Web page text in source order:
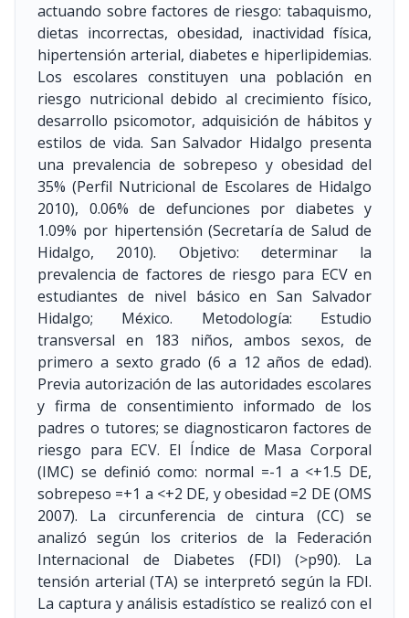
actuando sobre factores de riesgo: tabaquismo,
dietas incorrectas, obesidad, inactividad física,
hipertensión arterial, diabetes e hiperlipidemias.
Los escolares constituyen una población en
riesgo nutricional debido al crecimiento físico,
desarrollo psicomotor, adquisición de hábitos y
estilos de vida. San Salvador Hidalgo presenta
una prevalencia de sobrepeso y obesidad del
35% (Perfil Nutricional de Escolares de Hidalgo
2010), 0.06% de defunciones por diabetes y
1.09% por hipertensión (Secretaría de Salud de
Hidalgo, 2010). Objetivo: determinar la
prevalencia de factores de riesgo para ECV en
estudiantes de nivel básico en San Salvador
Hidalgo; México. Metodología: Estudio
transversal en 183 niños, ambos sexos, de
primero a sexto grado (6 a 12 años de edad).
Previa autorización de las autoridades escolares
y firma de consentimiento informado de los
padres o tutores; se diagnosticaron factores de
riesgo para ECV. El Índice de Masa Corporal
(IMC) se definió como: normal =-1 a <+1.5 DE,
sobrepeso =+1 a <+2 DE, y obesidad =2 DE (OMS
2007). La circunferencia de cintura (CC) se
analizó según los criterios de la Federación
Internacional de Diabetes (FDI) (>p90). La
tensión arterial (TA) se interpretó según la FDI.
La captura y análisis estadístico se realizó con el